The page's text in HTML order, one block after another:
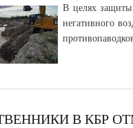
В целях защиты
негативного
В КБР